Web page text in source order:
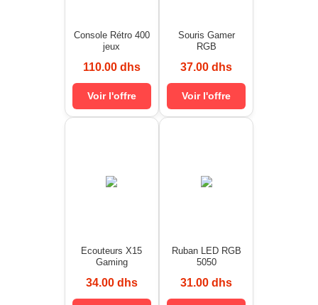
Console Rétro 400
jeux
110.00 dhs
Voir l'offre
Souris Gamer
RGB
37.00 dhs
Voir l'offre
Ecouteurs X15
Gaming
34.00 dhs
Ruban LED RGB
5050
31.00 dhs